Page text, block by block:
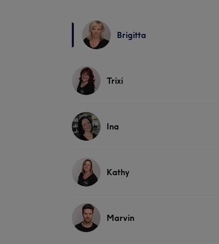
Brigitta
Trixi
Ina
Kathy
Marvin